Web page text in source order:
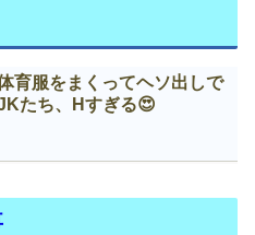
体育服をまくってヘソ出しで
たち、Нすぎる😍